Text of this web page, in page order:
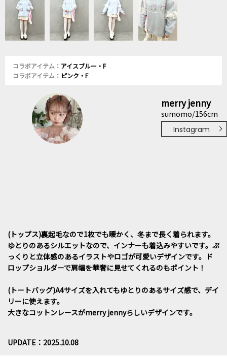
コラボアイテム： アイスブルー・F
コラボアイテム： ピンク・F
merry jenny
sumomo/156cm
Instagram
(トップス)裏起毛なので1枚でも暖かく、冬まで長く着られます。
ゆとりのあるシルエットなので、インナーも着込みやすいです。ぷ
っくりと立体感のあるイラストやロゴが可愛いデザインです。ド
ロップショルダーで肩幅を華奢に見せてくれるのもポイント！
(トートバッグ)A4サイズを入れてもゆとりのあるサイズ感で、デイ
リーに使えます。
大きなコットンレースがmerry jennyらしいデザインです。
UPDATE：2025.10.08